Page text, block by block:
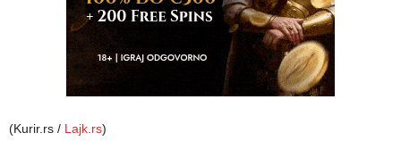
(Kurir.rs / Lajk.rs)